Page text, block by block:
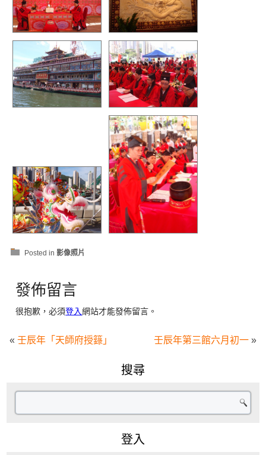
Posted in 影像照片
發佈留言
很抱歉，必須登入網站才能發佈留言。
«壬辰年「天師府授籙」 壬辰年第三館六月初一»
搜尋
登入